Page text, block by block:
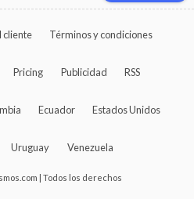
cliente Términos y condiciones
Pricing Publicidad RSS
Ecuador Estados Unidos
Uruguay Venezuela
| Todos los derechos